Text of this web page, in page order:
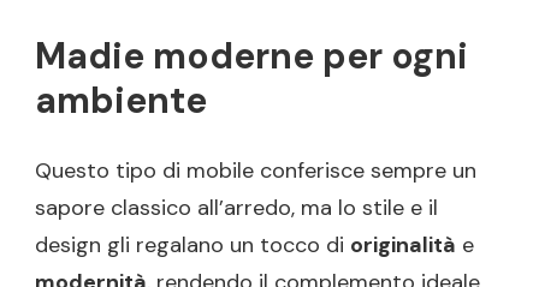
Madie moderne per ogni
ambiente
Questo tipo di mobile conferisce sempre un
sapore classico all’arredo, ma lo stile e il
design gli regalano un tocco di originalità e